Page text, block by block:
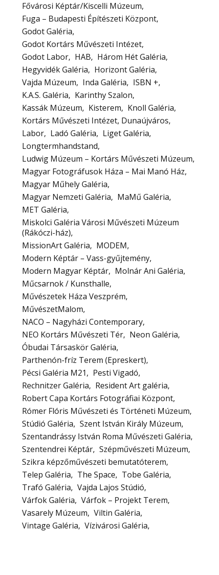
Fővárosi Képtár/Kiscelli Múzeum
Fuga – Budapesti Építészeti Központ
Godot Galéria
Godot Kortárs Művészeti Intézet
Godot Labor
HAB
Három Hét Galéria
Hegyvidék Galéria
Horizont Galéria
Vajda Múzeum
Inda Galéria
ISBN +
K.A.S. Galéria
Karinthy Szalon
Kassák Múzeum
Kisterem
Knoll Galéria
Kortárs Művészeti Intézet, Dunaújváros
Labor
Ladó Galéria
Liget Galéria
Longtermhandstand
Ludwig Múzeum – Kortárs Művészeti Múzeum
Magyar Fotográfusok Háza – Mai Manó Ház
Magyar Műhely Galéria
Magyar Nemzeti Galéria
MaMű Galéria
MET Galéria
Miskolci Galéria Városi Művészeti Múzeum
(Rákóczi-ház)
MissionArt Galéria
MODEM
Modern Képtár – Vass-gyűjtemény
Modern Magyar Képtár
Molnár Ani Galéria
Műcsarnok / Kunsthalle
Művészetek Háza Veszprém
MűvészetMalom
NACO – Nagyházi Contemporary
NEO Kortárs Művészeti Tér
Neon Galéria
Óbudai Társaskör Galéria
Parthenón-fríz Terem (Epreskert)
Pécsi Galéria M21
Pesti Vigadó
Rechnitzer Galéria
Resident Art galéria
Robert Capa Kortárs Fotográfiai Központ
Rómer Flóris Művészeti és Történeti Múzeum
Stúdió Galéria
Szent István Király Múzeum
Szentandrássy István Roma Művészeti Galéria
Szentendrei Képtár Szépművészeti Múzeum
Szikra képzőművészeti bemutatóterem
Telep Galéria
The Space
Tobe Galéria
Trafó Galéria
Vajda Lajos Stúdió
Várfok Galéria
Várfok – Projekt Terem
Vasarely Múzeum
Viltin Galéria
Vintage Galéria
Vízivárosi Galéria